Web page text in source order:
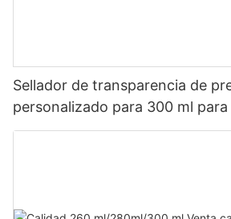
Sellador de transparencia de
personalizado para 300 ml
sellador de silicona acética de